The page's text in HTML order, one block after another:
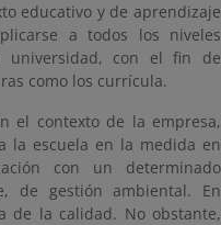
educativo y de aprendizaje
a todos los niveles
universidad, con el fin de
como los currícula.
el contexto de la empresa,
la escuela en la medida en
con un determinado
de gestión ambiental. En
de la calidad. No obstante,